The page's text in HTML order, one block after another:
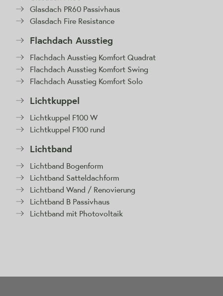
Glasdach PR60 Passivhaus
Glasdach Fire Resistance
Flachdach Ausstieg
Flachdach Ausstieg Komfort Quadrat
Flachdach Ausstieg Komfort Swing
Flachdach Ausstieg Komfort Solo
Lichtkuppel
Lichtkuppel F100 W
Lichtkuppel F100 rund
Lichtband
Lichtband Bogenform
Lichtband Satteldachform
Lichtband Wand / Renovierung
Lichtband B Passivhaus
Lichtband mit Photovoltaik